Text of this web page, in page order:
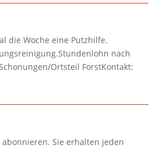
die Woche eine Putzhilfe.
nach
Ortsteil ForstKontakt:
Sie erhalten jeden